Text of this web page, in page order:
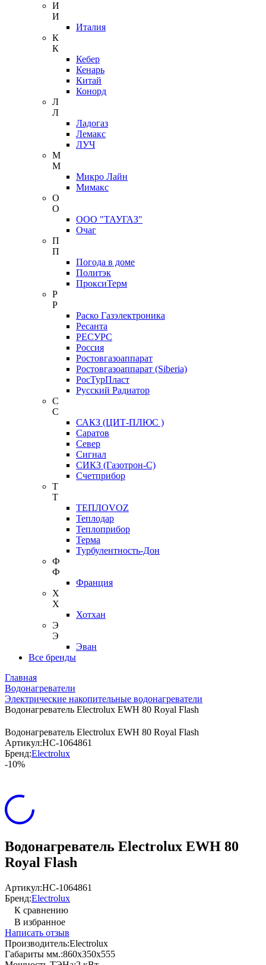
И
И
Италия
К
К
Кебер
Кенарь
Китай
Конорд
Л
Л
Ладогаз
Лемакс
ЛУЧ
М
М
Микро Лайн
Мимакс
О
О
ООО "ТАУГАЗ"
Очаг
П
П
Погода в доме
Политэк
ПроксиТерм
Р
Р
Раско Газэлектроника
Ресанта
РЕСУРС
Россия
Ростовгазоаппарат
Ростовгазоаппарат (Siberia)
РосТурПласт
Русский Радиатор
С
С
САКЗ (ЦИТ-ПЛЮС )
Саратов
Север
Сигнал
СИКЗ (Газотрон-С)
Счетприбор
Т
Т
ТЕПЛОVOZ
Теплодар
Теплоприбор
Терма
Турбулентность-Дон
Ф
Ф
Франция
Х
Х
Хотхан
Э
Э
Эван
Все бренды
Главная
Водонагреватели
Электрические накопительные водонагреватели
Водонагреватель Electrolux EWH 80 Royal Flash
Водонагреватель Electrolux EWH 80 Royal Flash
Артикул:НС-1064861
Бренд:Electrolux
-10%
Водонагреватель Electrolux EWH 80
Royal Flash
Артикул:НС-1064861
Бренд:Electrolux
К сравнению
В избранное
Написать отзыв
Производитель:Electrolux
Габариты мм.:860х350х555